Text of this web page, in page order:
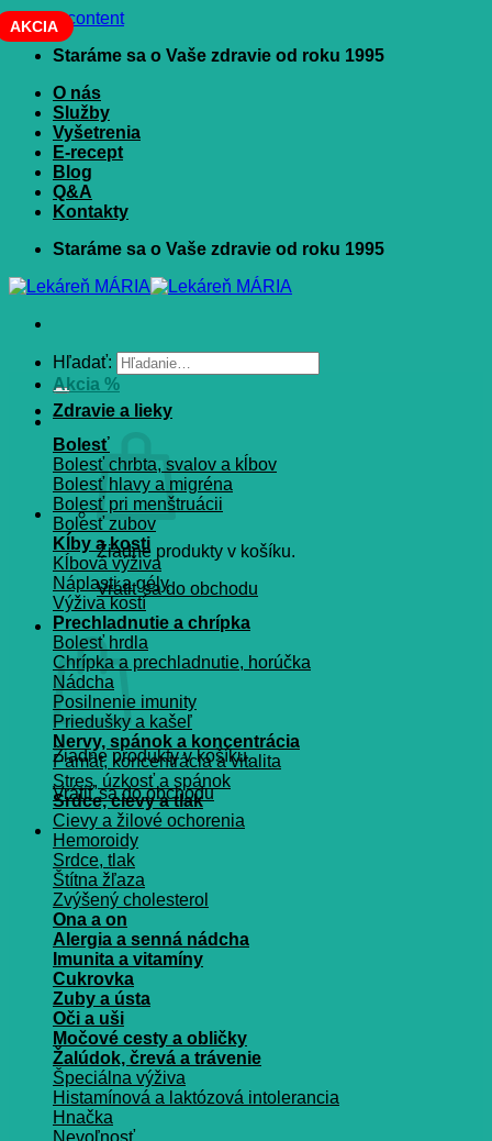
Skip to content
Staráme sa o Vaše zdravie od roku 1995
O nás
Služby
Vyšetrenia
E-recept
Blog
Q&A
Kontakty
Staráme sa o Vaše zdravie od roku 1995
Hľadať:
Žiadne produkty v košíku.
Vrátiť sa do obchodu
Košík
Žiadne produkty v košíku.
Vrátiť sa do obchodu
Akcia %
Zdravie a lieky
Bolesť
Bolesť chrbta, svalov a kĺbov
Bolesť hlavy a migréna
Bolesť pri menštruácii
Bolesť zubov
Kĺby a kosti
Kĺbová výživa
Náplasti a gély
Výživa kostí
Prechladnutie a chrípka
Bolesť hrdla
Chrípka a prechladnutie, horúčka
Nádcha
Posilnenie imunity
Priedušky a kašeľ
Nervy, spánok a koncentrácia
Pamät, koncentrácia a vitalita
Stres, úzkosť a spánok
Srdce, cievy a tlak
Cievy a žilové ochorenia
Hemoroidy
Srdce, tlak
Štítna žľaza
Zvýšený cholesterol
Ona a on
Alergia a senná nádcha
Imunita a vitamíny
Cukrovka
Zuby a ústa
Oči a uši
Močové cesty a obličky
Žalúdok, črevá a trávenie
Špeciálna výživa
Histamínová a laktózová intolerancia
Hnačka
Nevoľnosť
AKCIA